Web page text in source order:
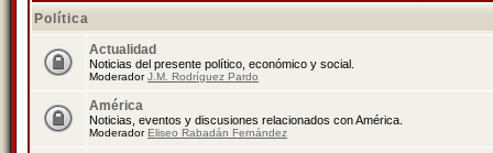
Política
Actualidad
Noticias del presente político, económico y social.
ModeradorJ.M. Rodríguez Pardo
América
Noticias, eventos y discusiones relacionados con América.
ModeradorEliseo Rabadán Fernández